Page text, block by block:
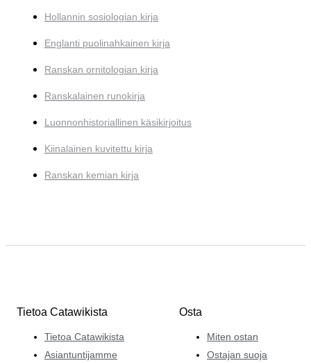
Hollannin sosiologian kirja
Englanti puolinahkainen kirja
Ranskan ornitologian kirja
Ranskalainen runokirja
Luonnonhistoriallinen käsikirjoitus
Kiinalainen kuvitettu kirja
Ranskan kemian kirja
Tietoa Catawikista
Tietoa Catawikista
Asiantuntijamme
Osta
Miten ostan
Ostajan suoja